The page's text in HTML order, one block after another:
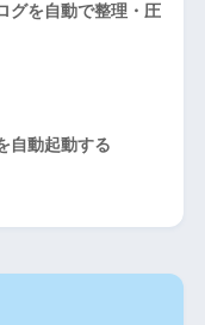
グを自動で整理・圧
自動起動する